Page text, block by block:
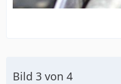
Bild 3 von 4